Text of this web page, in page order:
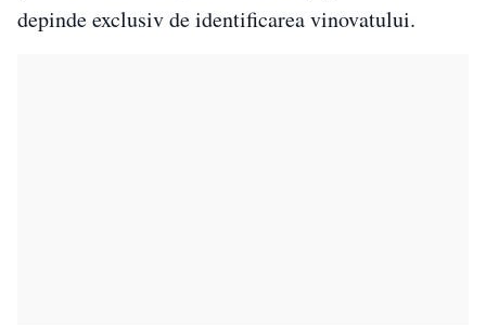
depinde exclusiv de identificarea vinovatului.